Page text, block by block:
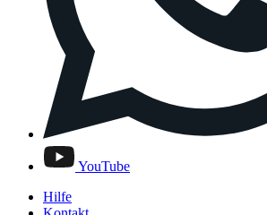
YouTube
Hilfe